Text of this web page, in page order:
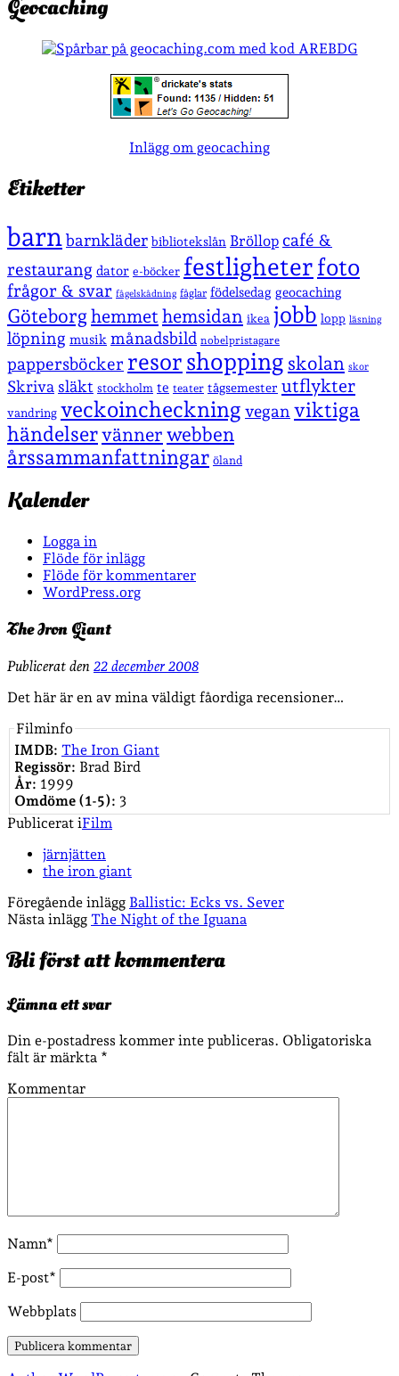
Geocaching
Inlägg om geocaching
Etiketter
barnbarnkläder bibliotekslån Bröllop café &
restaurang dator e-böcker festligheterfoto
frågor & svar fågelskådning fåglar födelsedag geocaching
Göteborghemmet hemsidan ikea jobb lopp läsning
löpning musik månadsbild nobelpristagare
pappersböcker resor shopping skolan skor
Skriva släkt stockholm te teater tågsemester utflykter
vandring veckoincheckning vegan viktiga
händelservänner webben
årssammanfattningar öland
Kalender
Logga in
Flöde för inlägg
Flöde för kommentarer
WordPress.org
The Iron Giant
Publicerat den 22 december 2008
Det här är en av mina väldigt fåordiga recensioner…
Filminfo
IMDB: The Iron Giant
Regissör: Brad Bird
År: 1999
Omdöme (1-5): 3
Publicerat iFilm
järnjätten
the iron giant
Föregående inlägg Ballistic: Ecks vs. Sever
Nästa inlägg The Night of the Iguana
Bli först att kommentera
Lämna ett svar
Din e-postadress kommer inte publiceras. Obligatoriska
fält är märkta *
Kommentar
Namn*
E-post*
Webbplats